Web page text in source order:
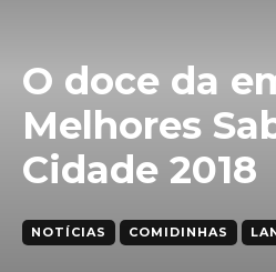
O doce da
Melhores
Cidade 2018
NOTÍCIAS COMIDINHAS